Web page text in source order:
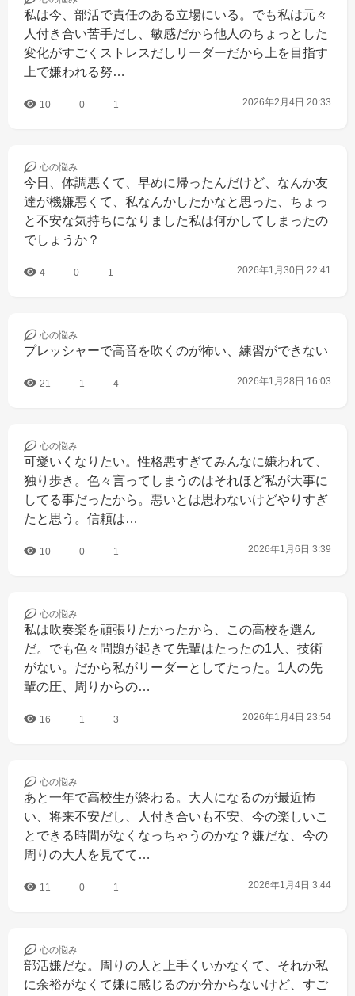
私は今、部活で責任のある立場にいる。でも私は元々
人付き合い苦手だし、敏感だから他人のちょっとした
変化がすごくストレスだしリーダーだから上を目指す
上で嫌われる努…
10 0 1 2026年2月4日 20:33
心の悩み
今日、体調悪くて、早めに帰ったんだけど、なんか友
達が機嫌悪くて、私なんかしたかなと思った、ちょっ
と不安な気持ちになりました私は何かしてしまったの
でしょうか？
4 0 1 2026年1月30日 22:41
心の悩み
プレッシャーで高音を吹くのが怖い、練習ができない
21 1 4 2026年1月28日 16:03
心の悩み
可愛いくなりたい。性格悪すぎてみんなに嫌われて、
独り歩き。色々言ってしまうのはそれほど私が大事に
してる事だったから。悪いとは思わないけどやりすぎ
たと思う。信頼は…
10 0 1 2026年1月6日 3:39
心の悩み
私は吹奏楽を頑張りたかったから、この高校を選ん
だ。でも色々問題が起きて先輩はたったの1人、技術
がない。だから私がリーダーとしてたった。1人の先
輩の圧、周りからの…
16 1 3 2026年1月4日 23:54
心の悩み
あと一年で高校生が終わる。大人になるのが最近怖
い、将来不安だし、人付き合いも不安、今の楽しいこ
とできる時間がなくなっちゃうのかな？嫌だな、今の
周りの大人を見てて…
11 0 1 2026年1月4日 3:44
心の悩み
部活嫌だな。周りの人と上手くいかなくて、それか私
に余裕がなくて嫌に感じるのか分からないけど、すご